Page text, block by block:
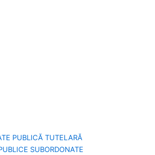
PUBLICĂ TUTELARĂ
SUBORDONATE